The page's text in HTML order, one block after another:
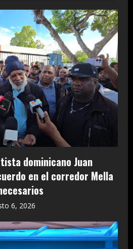
dominicano Juan
en el corredor Mella
6, 2026